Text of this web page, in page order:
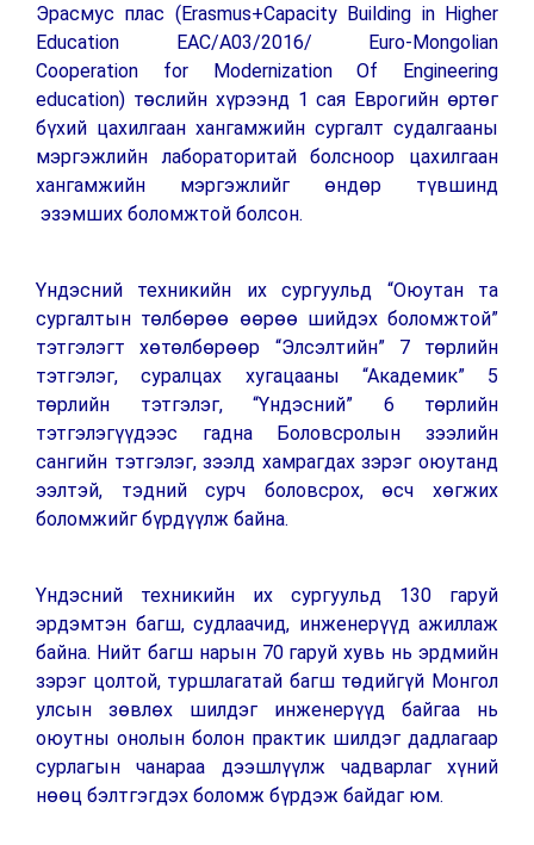
Эрасмус плас (Erasmus+Capacity Building in Higher
Education EAC/A03/2016/ Euro-Mongolian
Cooperation for Modernization Of Engineering
education) төслийн хүрээнд 1 сая Еврогийн өртөг
бүхий цахилгаан хангамжийн сургалт судалгааны
мэргэжлийн лабораторитай болсноор цахилгаан
хангамжийн мэргэжлийг өндөр түвшинд
эзэмших боломжтой болсон.
Үндэсний техникийн их сургуульд “Оюутан та
сургалтын төлбөрөө өөрөө шийдэх боломжтой”
тэтгэлэгт хөтөлбөрөөр “Элсэлтийн” 7 төрлийн
тэтгэлэг, суралцах хугацааны “Академик” 5
төрлийн тэтгэлэг, “Үндэсний” 6 төрлийн
тэтгэлэгүүдээс гадна Боловсролын зээлийн
сангийн тэтгэлэг, зээлд хамрагдах зэрэг оюутанд
ээлтэй, тэдний сурч боловсрох, өсч хөгжих
боломжийг бүрдүүлж байна.
Үндэсний техникийн их сургуульд 130 гаруй
эрдэмтэн багш, судлаачид, инженерүүд ажиллаж
байна. Нийт багш нарын 70 гаруй хувь нь эрдмийн
зэрэг цолтой, туршлагатай багш төдийгүй Монгол
улсын зөвлөх шилдэг инженерүүд байгаа нь
оюутны онолын болон практик шилдэг дадлагаар
сурлагын чанараа дээшлүүлж чадварлаг хүний
нөөц бэлтгэгдэх боломж бүрдэж байдаг юм.